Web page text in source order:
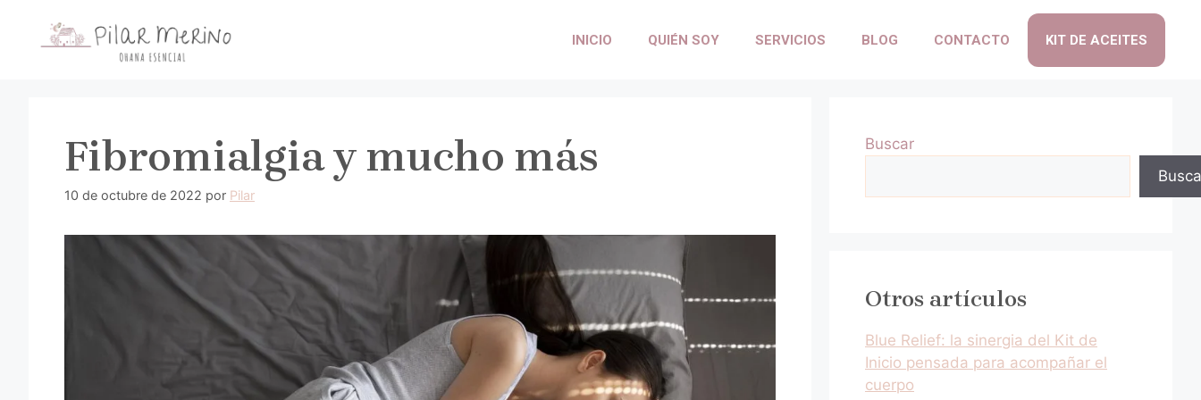
INICIO QUIÉN SOY SERVICIOS BLOG CONTACTO KIT DE ACEITES
Fibromialgia y mucho más
10 de octubre de 2022 por Pilar
Buscar
Otros artículos
Blue Relief: la sinergia del Kit de
Inicio pensada para acompañar el
cuerpo